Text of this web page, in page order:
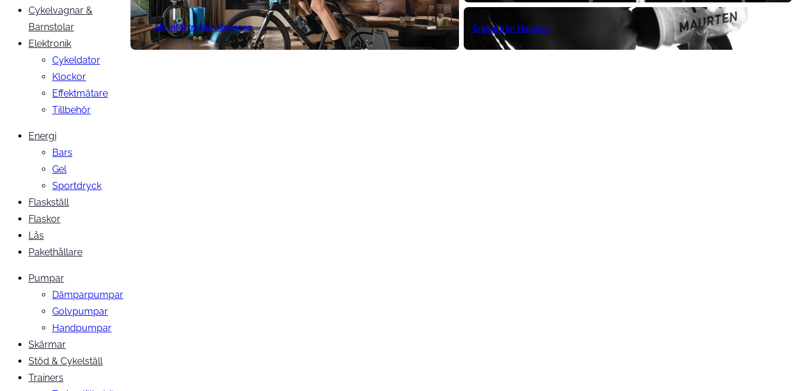
Cykelvagnar &
Barnstolar
Elektronik
Cykeldator
Klockor
Effektmätare
Tillbehör
Energi
Bars
Gel
Sportdryck
Flaskställ
Flaskor
Lås
Pakethållare
Pumpar
Dämparpumpar
Golvpumpar
Handpumpar
Skärmar
Stöd & Cykelställ
Trainers
Allt inför trainer säsongen Energi från Maurten